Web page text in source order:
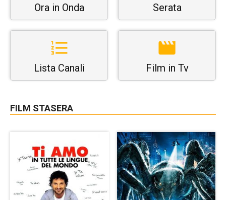
Ora in Onda Serata
Lista Canali Film in Tv
FILM STASERA